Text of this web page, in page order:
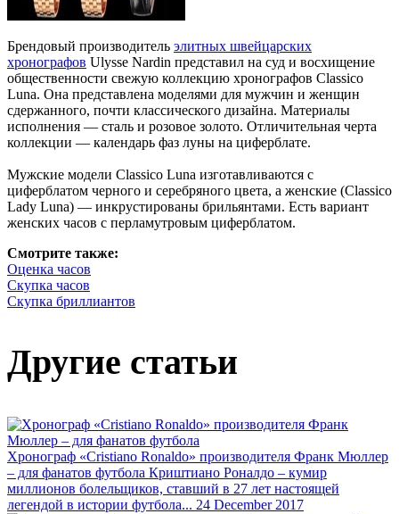
Брендовый производитель элитных швейцарских
хронографов Ulysse Nardin представил на суд и восхищение
общественности свежую коллекцию хронографов Classico
Luna. Она представлена моделями для мужчин и женщин
сдержанного, почти классического дизайна. Материалы
исполнения — сталь и розовое золото. Отличительная черта
коллекции — календарь фаз луны на циферблате.
Мужские модели Classico Luna изготавливаются с
циферблатом черного и серебряного цвета, а женские (Classico
Lady Luna) — инкрустированы брильянтами. Есть вариант
женских часов с перламутровым циферблатом.
Смотрите также:
Оценка часов
Скупка часов
Скупка бриллиантов
Другие статьи
Хронограф «Cristiano Ronaldo» производителя Франк Мюллер
– для фанатов футбола Криштиано Роналдо – кумир
миллионов болельщиков, ставший в 27 лет настоящей
легендой в истории футбола... 24 December 2017